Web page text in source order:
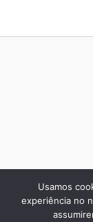
Usamos
experiência no